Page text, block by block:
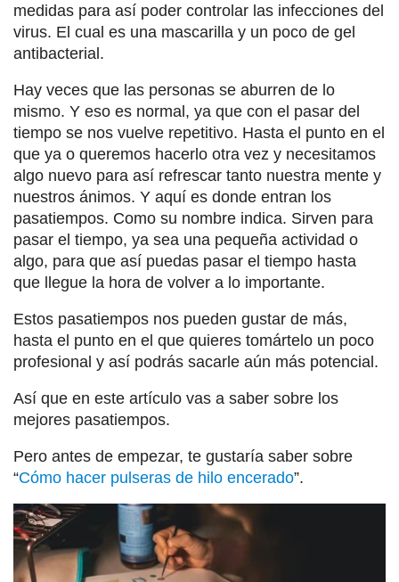
medidas para así poder controlar las infecciones del
virus. El cual es una mascarilla y un poco de gel
antibacterial.
Hay veces que las personas se aburren de lo
mismo. Y eso es normal, ya que con el pasar del
tiempo se nos vuelve repetitivo. Hasta el punto en el
que ya o queremos hacerlo otra vez y necesitamos
algo nuevo para así refrescar tanto nuestra mente y
nuestros ánimos. Y aquí es donde entran los
pasatiempos. Como su nombre indica. Sirven para
pasar el tiempo, ya sea una pequeña actividad o
algo, para que así puedas pasar el tiempo hasta
que llegue la hora de volver a lo importante.
Estos pasatiempos nos pueden gustar de más,
hasta el punto en el que quieres tomártelo un poco
profesional y así podrás sacarle aún más potencial.
Así que en este artículo vas a saber sobre los
mejores pasatiempos.
Pero antes de empezar, te gustaría saber sobre
“Cómo hacer pulseras de hilo encerado”.